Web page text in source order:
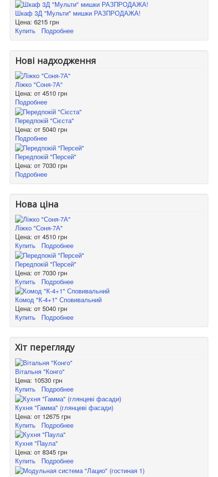
Шкаф 3Д "Мульти" мишки РАЗПРОДАЖА!
Цена: 6215 грн
Купить
Подробнее
Нові надходження
Ліжко "Соня-7А"
Цена: от 4510 грн
Подробнее
Передпокій "Сієста"
Цена: от 5040 грн
Подробнее
Передпокій "Персей"
Цена: от 7030 грн
Подробнее
Нова ціна
Ліжко "Соня-7А"
Цена: от 4510 грн
Купить
Подробнее
Передпокій "Персей"
Цена: от 7030 грн
Купить
Подробнее
Комод "К-4+1" Сповивальний
Цена: от 5040 грн
Купить
Подробнее
Хіт перегляду
Вітальня "Конго"
Цена: 10530 грн
Купить
Подробнее
Кухня "Гамма" (глянцеві фасади)
Цена: от 12675 грн
Купить
Подробнее
Кухня "Паула"
Цена: от 8345 грн
Купить
Подробнее